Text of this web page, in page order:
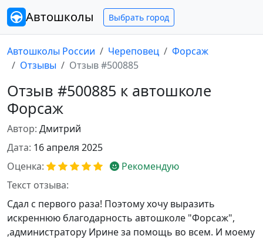
Автошколы Выбрать город
Автошколы России Череповец
Форсаж
Отзывы
Отзыв #500885
Отзыв #500885 к автошколе
Форсаж
Автор: Дмитрий
Дата: 16 апреля 2025
Оценка:
Рекомендую
Текст отзыва:
Сдал с первого раза! Поэтому хочу выразить
искреннюю благодарность автошколе "Форсаж",
,администратору Ирине за помощь во всем. И моему